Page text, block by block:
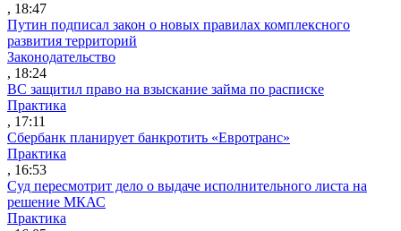
, 18:47
Путин подписал закон о новых правилах комплексного
развития территорий
Законодательство
, 18:24
ВС защитил право на взыскание займа по расписке
Практика
, 17:11
Сбербанк планирует банкротить «Евротранс»
Практика
, 16:53
Суд пересмотрит дело о выдаче исполнительного листа на
решение МКАС
Практика